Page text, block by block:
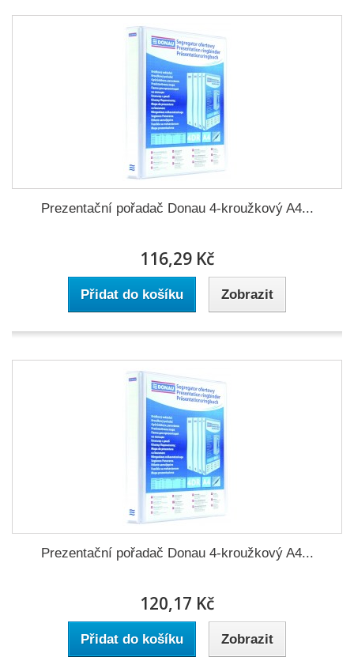
Prezentační pořadač Donau 4-kroužkový A4...
116,29 Kč
Přidat do košíku Zobrazit
Prezentační pořadač Donau 4-kroužkový A4...
120,17 Kč
Přidat do košíku Zobrazit